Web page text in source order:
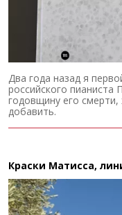
Два года назад я
российского пианиста
годовщину его
добавить.
Краски Матисса,